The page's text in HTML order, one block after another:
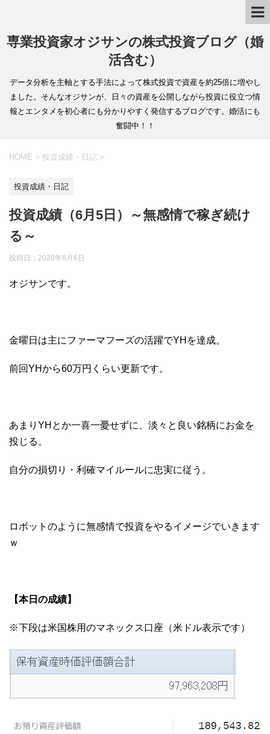
専業投資家オジサンの株式投資ブログ（婚
活含む）
データ分析を主軸とする手法によって株式投資で資産を約25倍に増やし
ました。そんなオジサンが、日々の資産を公開しながら投資に役立つ情
報とエンタメを初心者にも分かりやすく発信するブログです。婚活にも
奮闘中！！
HOME > 投資成績・日記 >
投資成績・日記
投資成績（6月5日）～無感情で稼ぎ続け
る～
投稿日： 2020年6月6日
オジサンです。
金曜日は主にファーマフーズの活躍でYHを達成。
前回YHから60万円くらい更新です。
あまりYHとか一喜一憂せずに、淡々と良い銘柄にお金を
投じる。
自分の損切り・利確マイルールに忠実に従う。
ロボットのように無感情で投資をやるイメージでいきます
ｗ
【本日の成績】
※下段は米国株用のマネックス口座（米ドル表示です）